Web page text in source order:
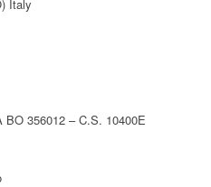
Italy
356012 – C.S. 10400E